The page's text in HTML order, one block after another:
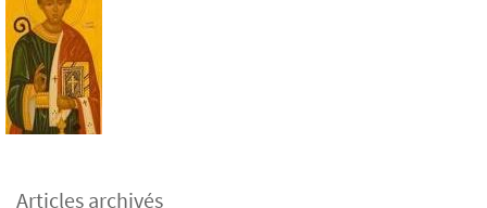
Articles archivés